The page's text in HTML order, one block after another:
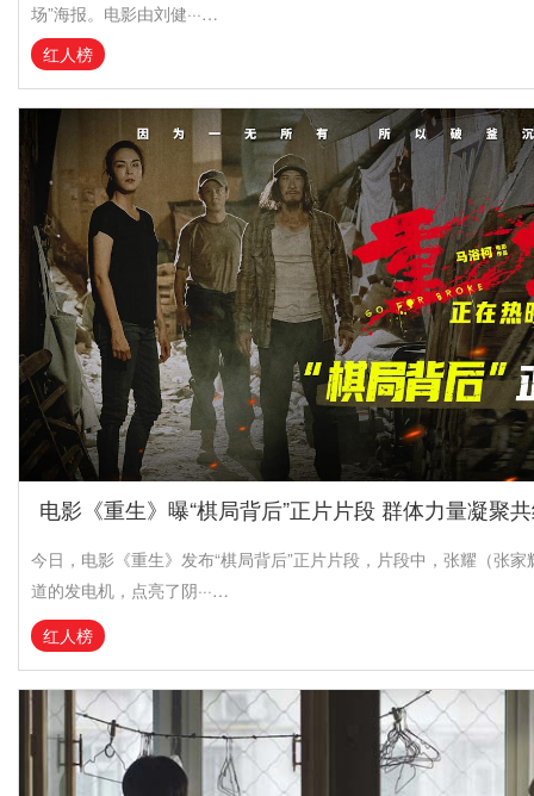
场”海报。电影由刘健···…
红人榜
电影《重生》曝“棋局背后”正片片段 群体力量凝聚
今日，电影《重生》发布“棋局背后”正片片段，片段中，张耀（张
道的发电机，点亮了阴···…
红人榜